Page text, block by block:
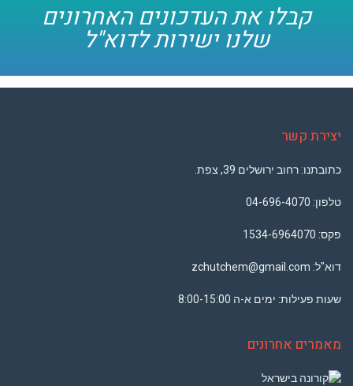
קבלו את העדכונים האחרונים
שלנו ישירות לדוא"ל
יצירת קשר
כתובתנו: רחוב ירושלים 39, צפת.
טלפון: ‏04-696-4070
פקס: 1534-6964070
דוא"ל:zchutchem@gmail.com‬
שעות פעילות: ימים א-ה 8:00-15:00
מאמרים אחרונים